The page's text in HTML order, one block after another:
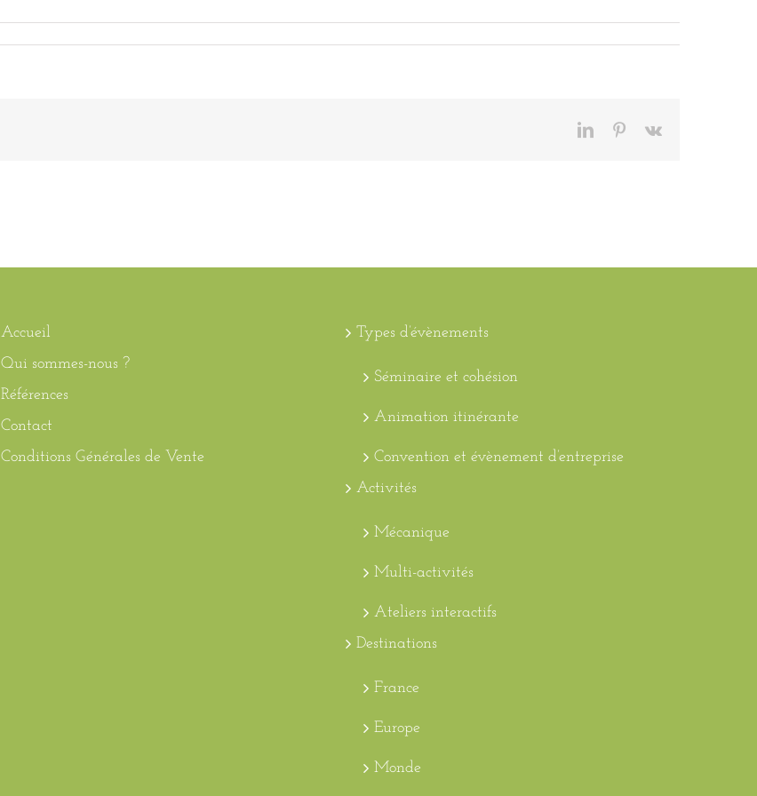
LinkedInPinterest
Vk
Accueil
Qui sommes-nous ?
Références
Contact
Conditions Générales de Vente
Types d’évènements
Séminaire et cohésion
Animation itinérante
Convention et évènement d’entreprise
Activités
Mécanique
Multi-activités
Ateliers interactifs
Destinations
France
Europe
Monde